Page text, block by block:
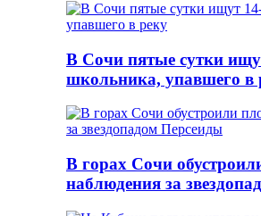
В Сочи пятые сутки
школьника, упавшего в
В горах Сочи
наблюдения за